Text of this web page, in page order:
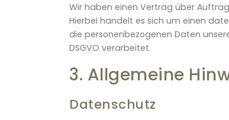
Wir haben einen Vertrag über
Hierbei handelt es sich um einen
die personenbezogenen Daten
DSGVO verarbeitet.
3. Allgemeine
Datenschutz